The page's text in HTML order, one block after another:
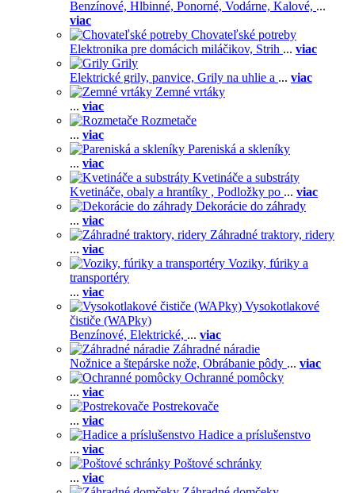
Benzínové, Hlbinné, Ponorné, Vodárne, Kalové, ...
viac
Chovateľské potreby
Elektronika pre domácich miláčikov, Strih ... viac
Grily
Elektrické grily, panvice, Grily na uhlie a ... viac
Zemné vrtáky
... viac
Rozmetače
... viac
Pareniská a skleníky
... viac
Kvetináče a substráty
Kvetináče, obaly a hrantíky , Podložky po ... viac
Dekorácie do záhrady
... viac
Záhradné traktory, ridery
... viac
Voziky, fúriky a
transportéry
... viac
Vysokotlakové
čističe (WAPky)
Benzínové, Elektrické, ... viac
Záhradné náradie
Nožnice a štepárske nože, Obrábanie pôdy ... viac
Ochranné pomôcky
... viac
Postrekovače
... viac
Hadice a príslušenstvo
... viac
Poštové schránky
... viac